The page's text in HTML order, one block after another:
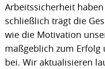
Arbeitssicherheit
schließlich trägt die
wie die Motivation
maßgeblich zum Erfolg
bei. Wir aktualisieren